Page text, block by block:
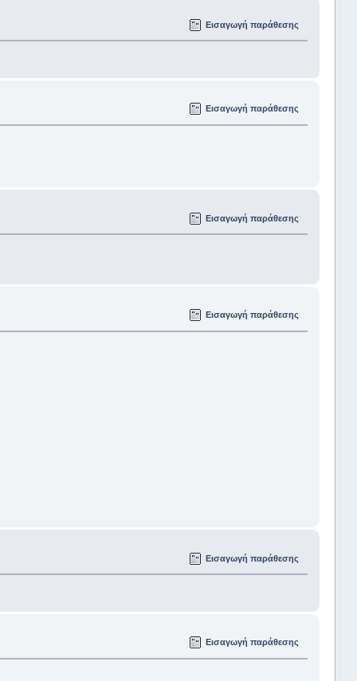
Εισαγωγή παράθεσης
Εισαγωγή παράθεσης
Εισαγωγή παράθεσης
Εισαγωγή παράθεσης
Εισαγωγή παράθεσης
Εισαγωγή παράθεσης